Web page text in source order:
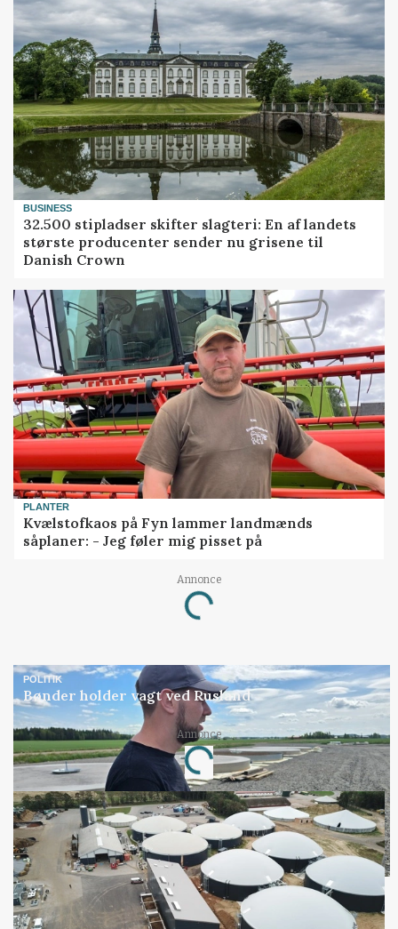
BUSINESS
32.500 stipladser skifter slagteri: En af landets
største producenter sender nu grisene til
Danish Crown
PLANTER
Kvælstofkaos på Fyn lammer landmænds
såplaner: - Jeg føler mig pisset på
Annonce
Loading...
POLITIK
Bønder holder vagt ved Rusland
Annonce
Loading...